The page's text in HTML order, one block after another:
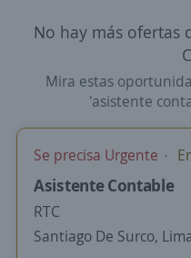
No hay más ofertas
Mira estas
'asistente
Se precisa Urgente
Asistente Contable
RTC
Santiago De Surco,